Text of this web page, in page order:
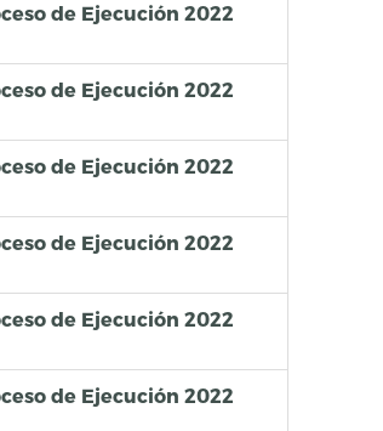
de Ejecución 2022
de Ejecución 2022
de Ejecución 2022
de Ejecución 2022
de Ejecución 2022
de Ejecución 2022